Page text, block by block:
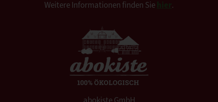
Weitere Informationen finden Sie
.